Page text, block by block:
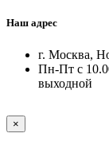
Наш адрес
г. Москва,
Пн-Пт с
выходной
×